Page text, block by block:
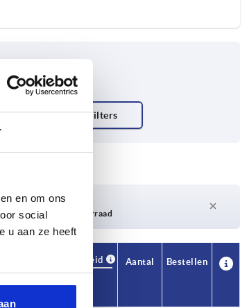
en om ons
social
u aan ze heeft
Levertijd op aanvraag
niet op voorraad
Beschikbaarheid
Prijs
Aantal Bestellen